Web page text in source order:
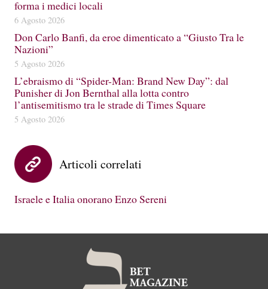
forma i medici locali
6 Agosto 2026
Don Carlo Banfi, da eroe dimenticato a “Giusto Tra le
Nazioni”
5 Agosto 2026
L’ebraismo di “Spider-Man: Brand New Day”: dal
Punisher di Jon Bernthal alla lotta contro
l’antisemitismo tra le strade di Times Square
5 Agosto 2026
Articoli correlati
Israele e Italia onorano Enzo Sereni